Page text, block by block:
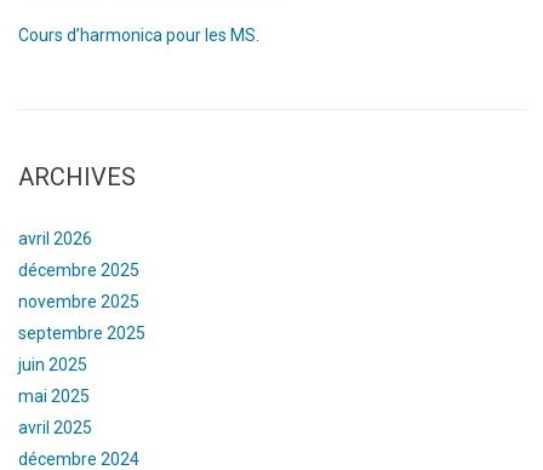
Cours d’harmonica pour les MS.
ARCHIVES
avril 2026
décembre 2025
novembre 2025
septembre 2025
juin 2025
mai 2025
avril 2025
décembre 2024